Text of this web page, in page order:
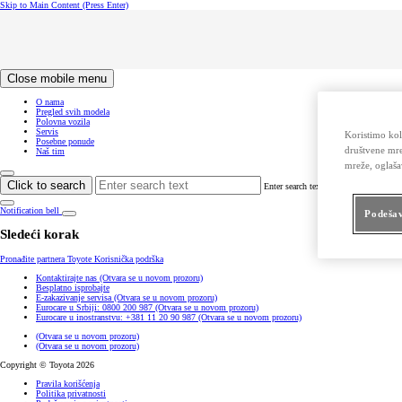
Skip to Main Content (Press Enter)
Close mobile menu
O nama
Pregled svih modela
Polovna vozila
Servis
Posebne ponude
Naš tim
Click to search Enter search text
Notification bell
Sledeći korak
Pronađite partnera Toyote Korisnička podrška
Kontaktirajte nas (Otvara se u novom prozoru)
Besplatno isprobajte
E-zakazivanje servisa (Otvara se u novom prozoru)
Eurocare u Srbiji: 0800 200 987 (Otvara se u novom prozoru)
Eurocare u inostranstvu: +381 11 20 90 987 (Otvara se u novom prozoru)
(Otvara se u novom prozoru)
(Otvara se u novom prozoru)
Copyright © Toyota 2026
Pravila korišćenja
Politika privatnosti
Koristimo
društvene
mreže,